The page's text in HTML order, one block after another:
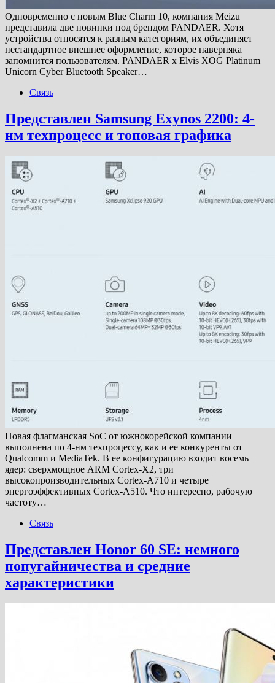
Одновременно с новым Blue Charm 10, компания Meizu
представила две новинки под брендом PANDAER. Хотя
устройства относятся к разным категориям, их объединяет
нестандартное внешнее оформление, которое наверняка
запомнится пользователям. PANDAER x Elvis XOG Platinum
Unicorn Cyber Bluetooth ​​Speaker…
Связь
Представлен Samsung Exynos 2200: 4-
нм техпроцесс и топовая графика
Новая флагманская SoC от южнокорейской компании
выполнена по 4-нм техпроцессу, как и ее конкуренты от
Qualcomm и MediaTek. В ее конфигурацию входит восемь
ядер: сверхмощное ARM Cortex-X2, три
высокопроизводительных Cortex-A710 и четыре
энергоэффективных Cortex-A510. Что интересно, рабочую
частоту…
Связь
Представлен Honor 60 SE: немного
попугайничества и средние
характеристики